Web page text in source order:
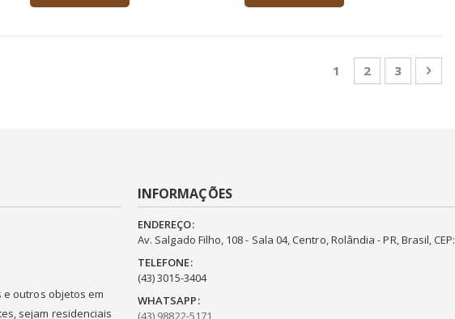
Página
Você esta lendo a
1 Página
2 Página
3
e outros objetos em
sejam residenciais
INFORMAÇÕES
ENDEREÇO:
Av. Salgado Filho, 108 - Sala 04, Centro, Rolândia - PR, Brasil,
TELEFONE:
(43) 3015-3404
WHATSAPP:
(43) 98822-5171